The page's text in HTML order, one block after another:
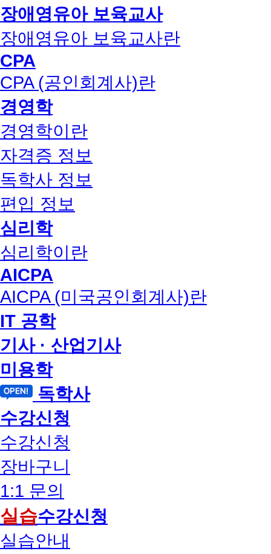
장애영유아 보육교사
장애영유아 보육교사란
CPA
CPA (공인회계사)란
경영학
경영학이란
자격증 정보
독학사 정보
편입 정보
심리학
심리학이란
AICPA
AICPA (미국공인회계사)란
IT 공학
기사 · 산업기사
미용학
독학사
수강신청
수강신청
장바구니
1:1 문의
실습수강신청
실습안내